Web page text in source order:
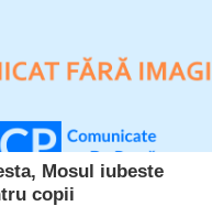
Mosul iubeste
copii